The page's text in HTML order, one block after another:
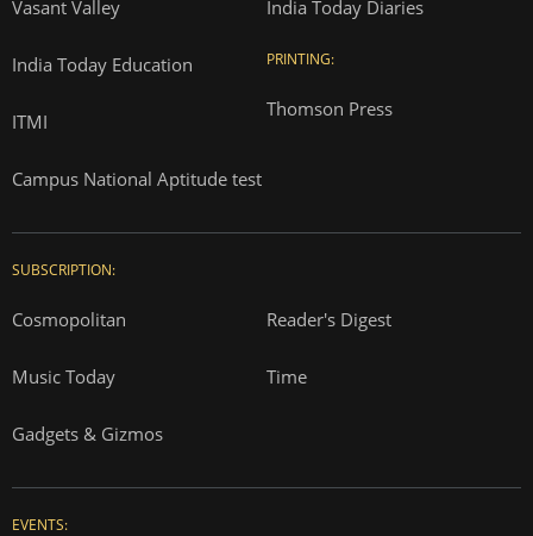
Vasant Valley
India Today Education
ITMI
Campus National Aptitude test
India Today Diaries
PRINTING:
Thomson Press
SUBSCRIPTION:
Cosmopolitan Reader's Digest
Music Today Time
Gadgets & Gizmos
EVENTS: